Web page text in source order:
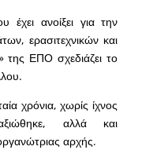
ανοίξει για την
ερασιτεχνικών και
ΕΠΟ σχεδιάζει το
χρόνια, χωρίς ίχνος
αλλά και
αρχής.